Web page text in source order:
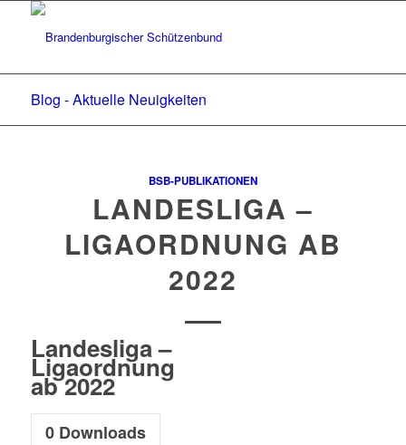
Blog - Aktuelle Neuigkeiten
BSB-PUBLIKATIONEN
LANDESLIGA –
LIGAORDNUNG AB
2022
Landesliga –
Ligaordnung
ab 2022
0Downloads